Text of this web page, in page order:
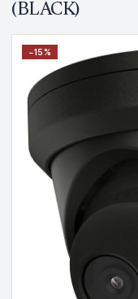
(BLACK)
−15%